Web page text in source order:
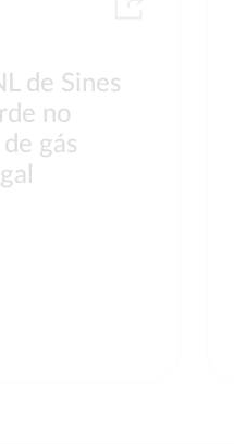
de Sines
no
gás